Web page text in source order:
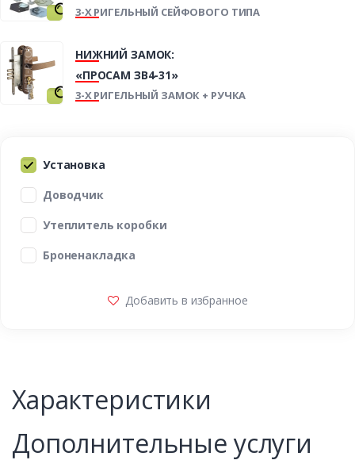
3-Х РИГЕЛЬНЫЙ СЕЙФОВОГО ТИПА
НИЖНИЙ ЗАМОК:
«ПРОСАМ ЗВ4-31»
3-Х РИГЕЛЬНЫЙ ЗАМОК + РУЧКА
Установка
Доводчик
Утеплитель коробки
Броненакладка
Добавить в избранное
Характеристики
Дополнительные услуги